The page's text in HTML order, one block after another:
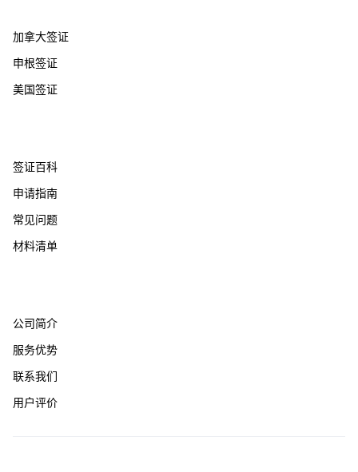
加拿大签证
申根签证
美国签证
签证百科
申请指南
常见问题
材料清单
公司简介
服务优势
联系我们
用户评价